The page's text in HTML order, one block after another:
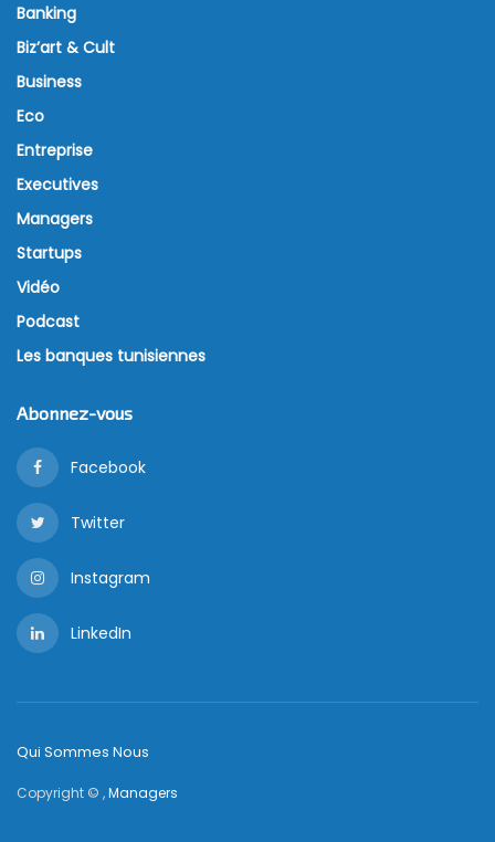
Banking
Biz’art & Cult
Business
Eco
Entreprise
Executives
Managers
Startups
Vidéo
Podcast
Les banques tunisiennes
Abonnez-vous
Facebook
Twitter
Instagram
LinkedIn
Qui Sommes Nous
Copyright © ,Managers